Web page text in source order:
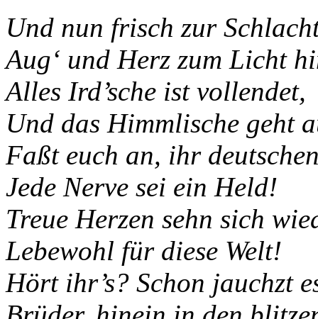
Und nun frisch zur
Aug‘ und Herz zum Licht
Alles Ird’sche ist vollendet,
Und das Himmlische geht
Faßt euch an, ihr
Jede Nerve sei ein Held!
Treue Herzen sehn sich
Lebewohl für diese Welt!
Hört ihr’s? Schon jauchzt